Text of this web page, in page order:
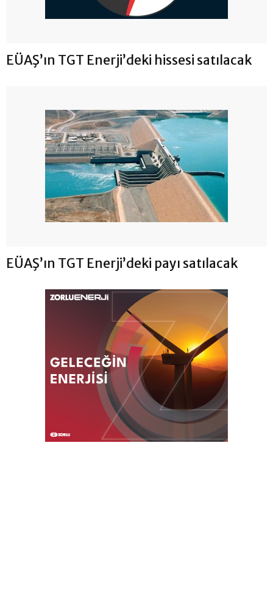
EÜAŞ’ın TGT Enerji’deki hissesi satılacak
EÜAŞ’ın TGT Enerji’deki payı satılacak